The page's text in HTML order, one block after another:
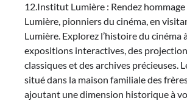
12.Institut Lumière : Rendez
Lumière, pionniers du cinéma, en
Lumière. Explorez l’histoire du cinéma
expositions interactives, des
classiques et des archives précieuses.
situé dans la maison familiale des
ajoutant une dimension historique à